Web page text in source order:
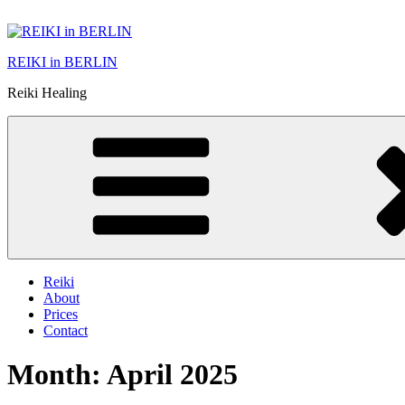
to
REIKI in BERLIN
Reiki Healing
Reiki
About
Prices
Contact
Month: April 2025